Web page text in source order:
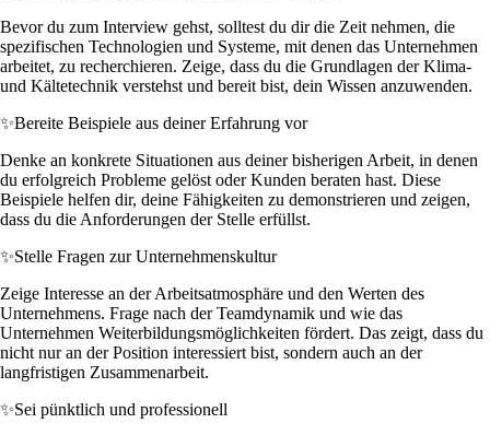
Bevor du zum Interview gehst, solltest du dir die Zeit nehmen, die
spezifischen Technologien und Systeme, mit denen das Unternehmen
arbeitet, zu recherchieren. Zeige, dass du die Grundlagen der Klima-
und Kältetechnik verstehst und bereit bist, dein Wissen anzuwenden.
✨Bereite Beispiele aus deiner Erfahrung vor
Denke an konkrete Situationen aus deiner bisherigen Arbeit, in denen
du erfolgreich Probleme gelöst oder Kunden beraten hast. Diese
Beispiele helfen dir, deine Fähigkeiten zu demonstrieren und zeigen,
dass du die Anforderungen der Stelle erfüllst.
✨Stelle Fragen zur Unternehmenskultur
Zeige Interesse an der Arbeitsatmosphäre und den Werten des
Unternehmens. Frage nach der Teamdynamik und wie das
Unternehmen Weiterbildungsmöglichkeiten fördert. Das zeigt, dass du
nicht nur an der Position interessiert bist, sondern auch an der
langfristigen Zusammenarbeit.
✨Sei pünktlich und professionell